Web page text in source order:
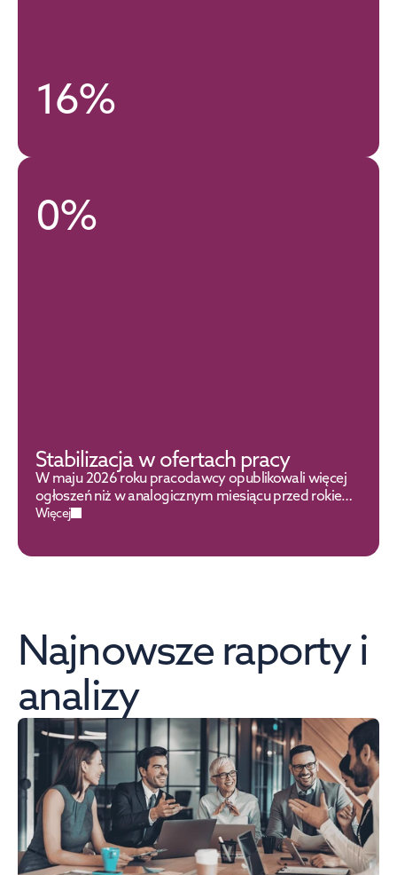
16%
0%
Stabilizacja w ofertach pracy
W maju 2026 roku pracodawcy opublikowali więcej
ogłoszeń niż w analogicznym miesiącu przed rokiem.
To pierwszy nieujemny wynik od roku
Więcej
Najnowsze raporty i
analizy